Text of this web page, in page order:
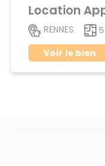
RENNES 5
Voir le bien